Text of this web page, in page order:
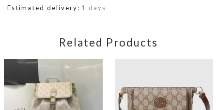
Estimated delivery: 1 days
Related Products